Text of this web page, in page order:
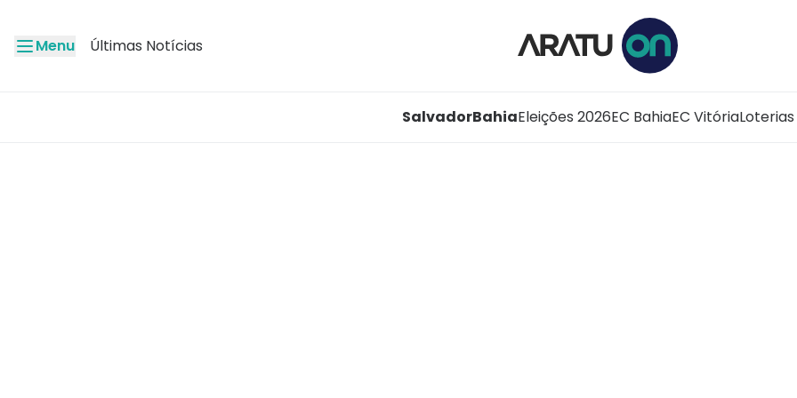
Menu Últimas Notícias
SalvadorBahiaEleições 2026EC BahiaEC VitóriaLoterias